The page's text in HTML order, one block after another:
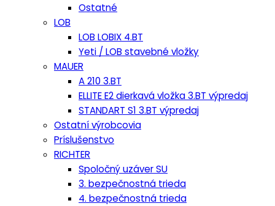
Ostatné
LOB
LOB LOBIX 4.BT
Yeti / LOB stavebné vložky
MAUER
A 210 3.BT
ELLITE E2 dierkavá vložka 3.BT výpredaj
STANDART S1 3.BT výpredaj
Ostatní výrobcovia
Príslušenstvo
RICHTER
Spoločný uzáver SU
3. bezpečnostná trieda
4. bezpečnostná trieda